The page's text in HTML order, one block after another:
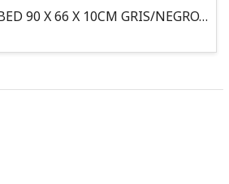
COJIN, OVAL DOC BED 90 X 66 X 10CM GRIS/NEGRO, 95°